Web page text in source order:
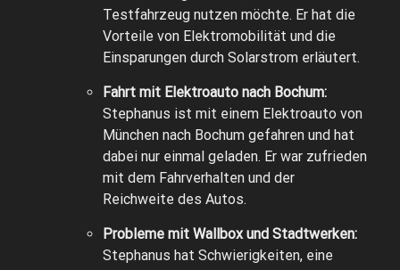
Testfahrzeug nutzen möchte. Er hat die
Vorteile von Elektromobilität und die
Einsparungen durch Solarstrom erläutert.
Fahrt mit Elektroauto nach Bochum:
Stephanus ist mit einem Elektroauto von
München nach Bochum gefahren und hat
dabei nur einmal geladen. Er war zufrieden
mit dem Fahrverhalten und der
Reichweite des Autos.
Probleme mit Wallbox und Stadtwerken:
Stephanus hat Schwierigkeiten, eine